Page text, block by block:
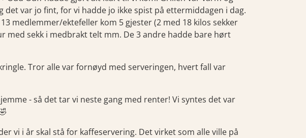
det var jo fint, for vi hadde jo ikke spist på ettermiddagen i dag.
medlemmer/ektefeller kom 5 gjester (2 med 18 kilos sekker
sekk i medbrakt telt mm. De 3 andre hadde bare hørt
Tror alle var fornøyd med serveringen, hvert fall var
- så det tar vi neste gang med renter! Vi syntes det var
vi i år skal stå for kaffeservering. Det virket som alle ville på